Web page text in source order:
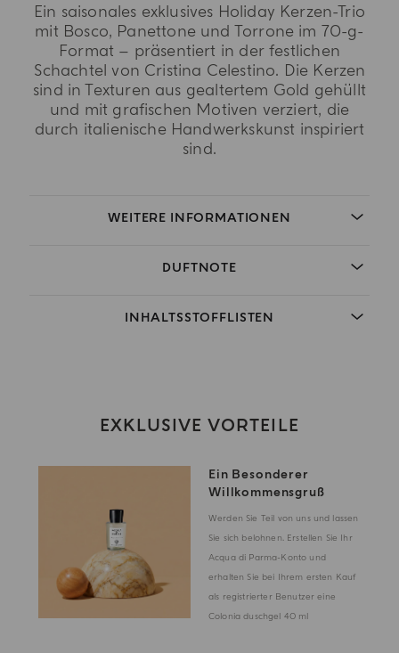
Ein saisonales exklusives Holiday Kerzen-Trio
mit Bosco, Panettone und Torrone im 70-g-
Format – präsentiert in der festlichen
Schachtel von Cristina Celestino. Die Kerzen
sind in Texturen aus gealtertem Gold gehüllt
und mit grafischen Motiven verziert, die
durch italienische Handwerkskunst inspiriert
sind.
WEITERE INFORMATIONEN
DUFTNOTE
INHALTSSTOFFLISTEN
EXKLUSIVE VORTEILE
Ein Besonderer
Willkommensgruß
Werden Sie Teil von uns und lassen
Sie sich belohnen. Erstellen Sie Ihr
Acqua di Parma-Konto und
erhalten Sie bei Ihrem ersten Kauf
als registrierter Benutzer eine
Colonia duschgel 40 ml